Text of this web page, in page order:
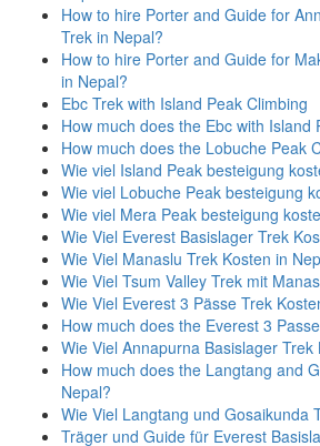
How to hire Porter and Guide for
Trek in Nepal?
How to hire Porter and Guide for
in Nepal?
Ebc Trek with Island Peak Climbing
How much does the Ebc with Island
How much does the Lobuche Peak
Wie viel Island Peak besteigung
Wie viel Lobuche Peak besteigung
Wie viel Mera Peak besteigung
Wie Viel Everest Basislager Trek
Wie Viel Manaslu Trek Kosten in
Wie Viel Tsum Valley Trek mit
Wie Viel Everest 3 Pässe Trek
How much does the Everest 3
Wie Viel Annapurna Basislager Trek
How much does the Langtang and
Nepal?
Wie Viel Langtang und Gosaikunda
Träger und Guide für Everest